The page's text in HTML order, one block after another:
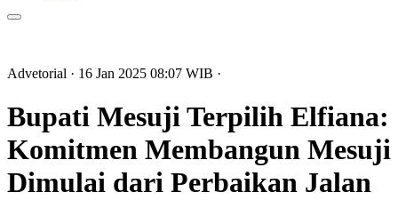
Advetorial · 16 Jan 2025 08:07 WIB ·
Bupati Mesuji Terpilih Elfiana:
Komitmen Membangun Mesuji
Dimulai dari Perbaikan Jalan